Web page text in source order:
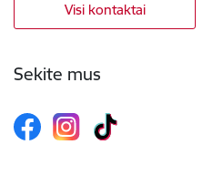
Visi kontaktai
Sekite mus